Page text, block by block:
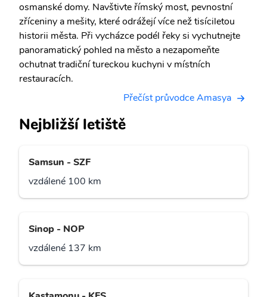
osmanské domy. Navštivte římský most, pevnostní
zříceniny a mešity, které odrážejí více než tisíciletou
historii města. Při vycházce podél řeky si vychutnejte
panoramatický pohled na město a nezapomeňte
ochutnat tradiční tureckou kuchyni v místních
restauracích.
Přečíst průvodce Amasya
Nejbližší letiště
Samsun - SZF
vzdálené 100 km
Sinop - NOP
vzdálené 137 km